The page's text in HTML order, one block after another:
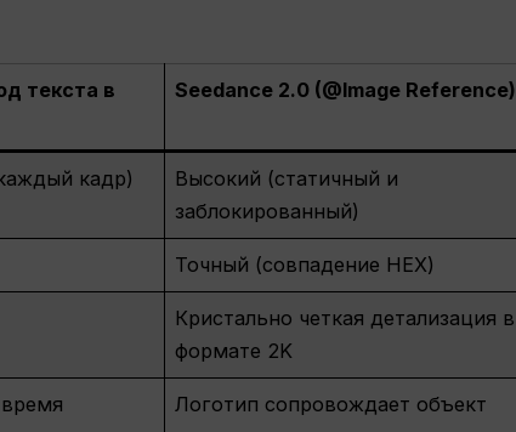
текста в
Seedance 2.0 (@Image Reference)
кадр)
Высокий (статичный и
заблокированный)
Точный (совпадение HEX)
Кристально четкая детализация в
формате 2K
Логотип сопровождает объект